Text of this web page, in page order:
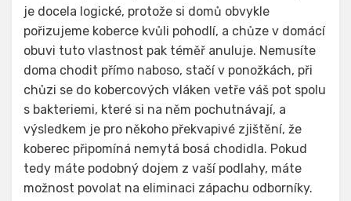
je docela logické, protože si domů obvykle
pořizujeme koberce kvůli pohodlí, a chůze v domácí
obuvi tuto vlastnost pak téměř anuluje. Nemusíte
doma chodit přímo naboso, stačí v ponožkách, při
chůzi se do kobercových vláken vetře váš pot spolu
s bakteriemi, které si na něm pochutnávají, a
výsledkem je pro někoho překvapivé zjištění, že
koberec připomíná nemytá bosá chodidla. Pokud
tedy máte podobný dojem z vaší podlahy, máte
možnost povolat na eliminaci zápachu odborníky.